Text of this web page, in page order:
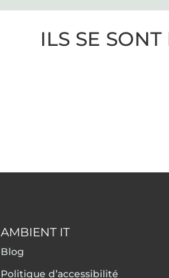
ILS SE
AMBIENT IT
Blog
Politique d’accessibilité